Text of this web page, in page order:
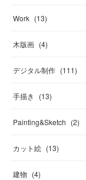
Work (13)
木版画 (4)
デジタル制作 (111)
手描き (13)
Painting&Sketch (2)
カット絵 (13)
建物 (4)